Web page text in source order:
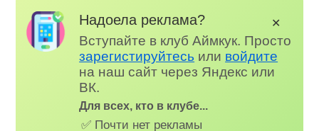
Надоела реклама?
Вступайте в клуб Аймкук. Просто
зарегистируйтесь или войдите
на наш сайт через Яндекс или
ВК.
Для всех, кто в клубе...
✅ Почти нет рекламы
✕